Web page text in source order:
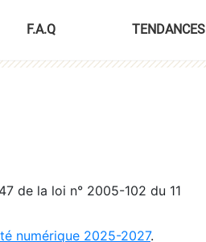
F.A.Q TENDANCES
de la loi n° 2005-102 du 11
numérique 2025-2027.